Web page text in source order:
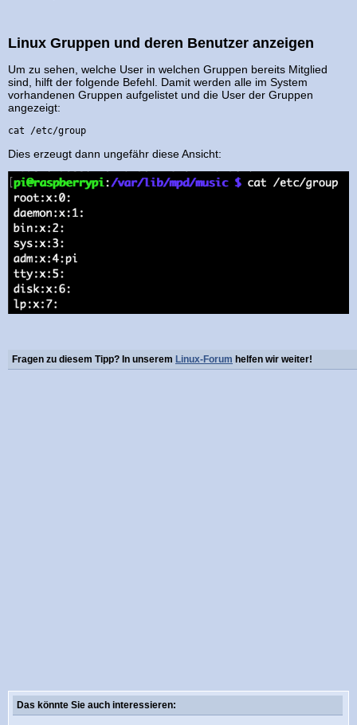
Linux Gruppen und deren Benutzer anzeigen
Um zu sehen, welche User in welchen Gruppen bereits Mitglied
sind, hilft der folgende Befehl. Damit werden alle im System
vorhandenen Gruppen aufgelistet und die User der Gruppen
angezeigt:
cat /etc/group
Dies erzeugt dann ungefähr diese Ansicht:
Fragen zu diesem Tipp? In unserem Linux-Forum helfen wir weiter!
Das könnte Sie auch interessieren: